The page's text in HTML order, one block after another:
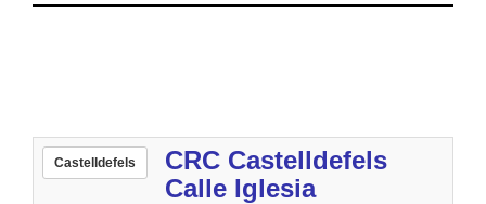
Castelldefels
CRC Castelldefels
Calle Iglesia